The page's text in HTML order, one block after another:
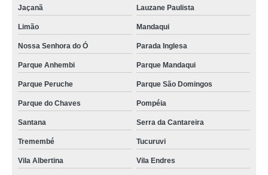
Jaçanã Lauzane Paulista
Limão Mandaqui
Nossa Senhora do Ó Parada Inglesa
Parque Anhembi Parque Mandaqui
Parque Peruche Parque São Domingos
Parque do Chaves Pompéia
Santana Serra da Cantareira
Tremembé Tucuruvi
Vila Albertina Vila Endres